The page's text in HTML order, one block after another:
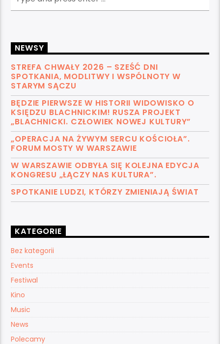
NEWSY
STREFA CHWAŁY 2026 – SZEŚĆ DNI
SPOTKANIA, MODLITWY I WSPÓLNOTY W
STARYM SĄCZU
BĘDZIE PIERWSZE W HISTORII WIDOWISKO O
KSIĘDZU BLACHNICKIM! RUSZA PROJEKT
„BLACHNICKI. CZŁOWIEK NOWEJ KULTURY”
„OPERACJA NA ŻYWYM SERCU KOŚCIOŁA”.
FORUM MOSTY W WARSZAWIE
W WARSZAWIE ODBYŁA SIĘ KOLEJNA EDYCJA
KONGRESU „ŁĄCZY NAS KULTURA”.
SPOTKANIE LUDZI, KTÓRZY ZMIENIAJĄ ŚWIAT
KATEGORIE
Bez kategorii
Events
Festiwal
Kino
Music
News
Polecamy